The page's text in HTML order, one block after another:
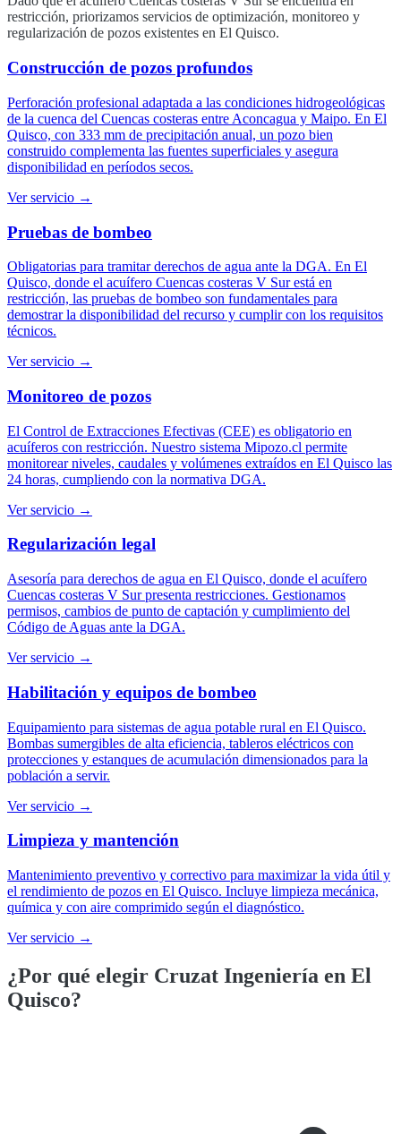
restricción, priorizamos servicios de optimización, monitoreo y
regularización de pozos existentes en El Quisco.
Construcción de pozos profundos
Perforación profesional adaptada a las condiciones hidrogeológicas
de la cuenca del Cuencas costeras entre Aconcagua y Maipo. En El
Quisco, con 333 mm de precipitación anual, un pozo bien
construido complementa las fuentes superficiales y asegura
disponibilidad en períodos secos.
Ver servicio →
Pruebas de bombeo
Obligatorias para tramitar derechos de agua ante la DGA. En El
Quisco, donde el acuífero Cuencas costeras V Sur está en
restricción, las pruebas de bombeo son fundamentales para
demostrar la disponibilidad del recurso y cumplir con los requisitos
técnicos.
Ver servicio →
Monitoreo de pozos
El Control de Extracciones Efectivas (CEE) es obligatorio en
acuíferos con restricción. Nuestro sistema Mipozo.cl permite
monitorear niveles, caudales y volúmenes extraídos en El Quisco las
24 horas, cumpliendo con la normativa DGA.
Ver servicio →
Regularización legal
Asesoría para derechos de agua en El Quisco, donde el acuífero
Cuencas costeras V Sur presenta restricciones. Gestionamos
permisos, cambios de punto de captación y cumplimiento del
Código de Aguas ante la DGA.
Ver servicio →
Habilitación y equipos de bombeo
Equipamiento para sistemas de agua potable rural en El Quisco.
Bombas sumergibles de alta eficiencia, tableros eléctricos con
protecciones y estanques de acumulación dimensionados para la
población a servir.
Ver servicio →
Limpieza y mantención
Mantenimiento preventivo y correctivo para maximizar la vida útil y
el rendimiento de pozos en El Quisco. Incluye limpieza mecánica,
química y con aire comprimido según el diagnóstico.
Ver servicio →
¿Por qué elegir Cruzat Ingeniería en El
Quisco?